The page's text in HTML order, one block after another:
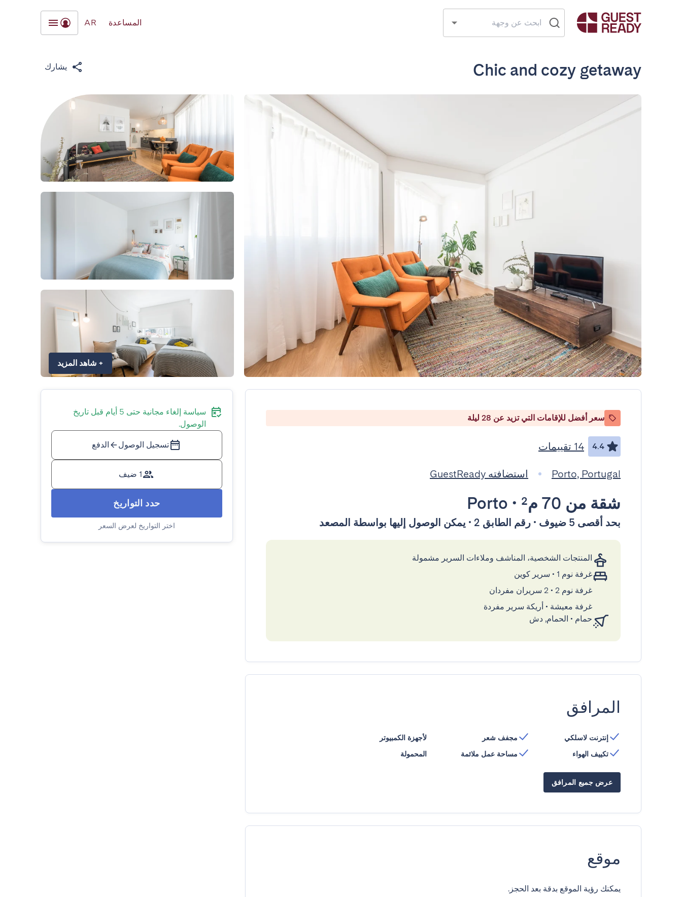
المساعدة AR
Chic and cozy getaway يشارك
+ شاهد المزيد
سعر أفضل للإقامات التي تزيد عن 28 ليلة
4.4 14 تقييمات
Porto, Portugal استضافته GuestReady
شقة من 70 م² •
Porto
بحد أقصى 5 ضيوف • رقم الطابق 2 • يمكن الوصول إليها بواسطة المصعد
المنتجات الشخصية، المناشف وملاءات السرير مشمولة
غرفة نوم 1
• سرير كوين
غرفة نوم 2
• 2 سريران مفردان
غرفة معيشة • أريكة سرير مفردة
حمام • الحمام, دش
المرافق
إنترنت لاسلكي
تكييف الهواء
مجفف شعر
مساحة عمل ملائمة
لأجهزة الكمبيوتر
المحمولة
عرض جميع المرافق
موقع
يمكنك رؤية الموقع بدقة بعد الحجز.
سياسة إلغاء مجانية حتى 5 أيام قبل تاريخ
الوصول.
تسجيل الوصول الدفع
1 ضيف
حدد التواريخ
اختر التواريخ لعرض السعر